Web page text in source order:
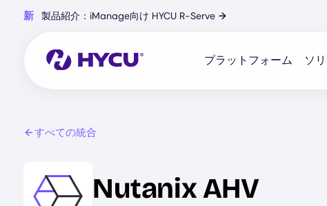
新 製品紹介：iManage向け HYCU R-Serve →
プラットフォーム ソ
すべての統合
Nutanix AHV